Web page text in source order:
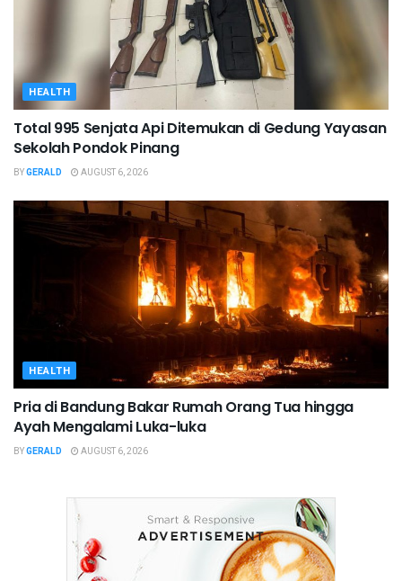
HEALTH
Total 995 Senjata Api Ditemukan di Gedung Yayasan
Sekolah Pondok Pinang
BYGERALD AUGUST 6, 2026
HEALTH
Pria di Bandung Bakar Rumah Orang Tua hingga
Ayah Mengalami Luka-luka
BYGERALD AUGUST 6, 2026